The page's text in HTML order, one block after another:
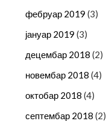
фебруар 2019 (3)
јануар 2019 (3)
децембар 2018 (2)
новембар 2018 (4)
октобар 2018 (4)
септембар 2018 (2)